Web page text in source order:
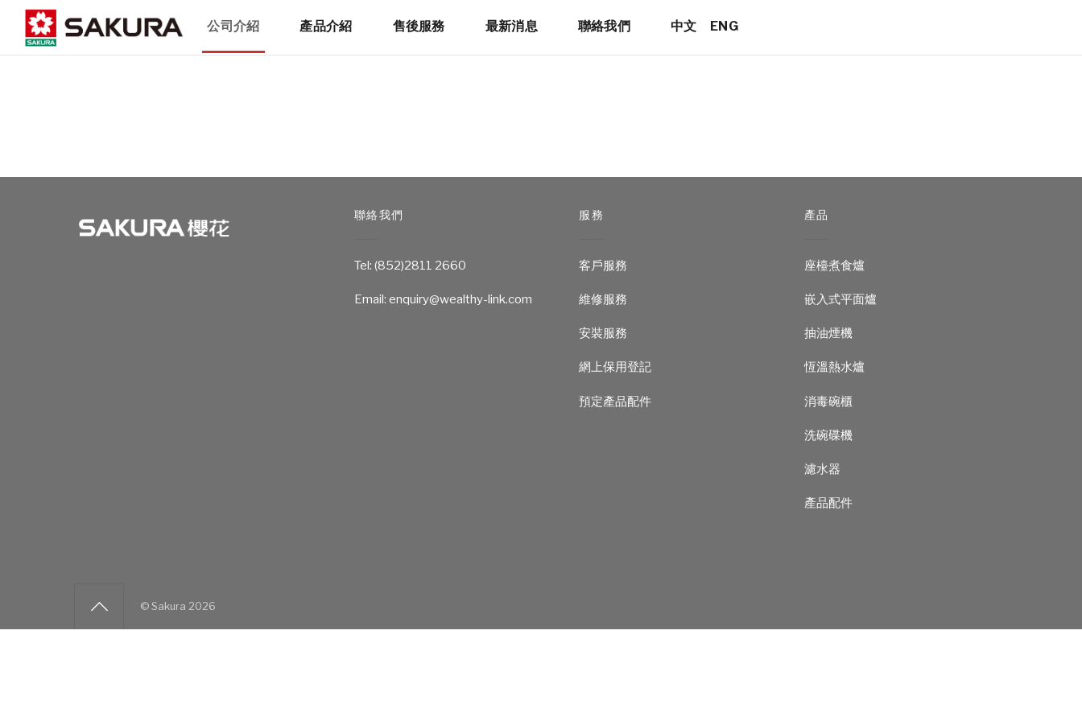
公司介紹 產品介紹 售後服務 最新消息 聯絡我們 中文 ENG
© Sakura 2026
聯絡我們
Tel: (852)2811 2660
Email: enquiry@wealthy-link.com
服務
客戶服務
維修服務
安裝服務
網上保用登記
預定產品配件
產品
座檯煮食爐
嵌入式平面爐
抽油煙機
恆溫熱水爐
消毒碗櫃
洗碗碟機
濾水器
產品配件